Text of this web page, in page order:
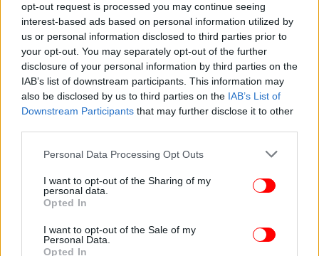
opt-out request is processed you may continue seeing
interest-based ads based on personal information utilized by
us or personal information disclosed to third parties prior to
your opt-out. You may separately opt-out of the further
disclosure of your personal information by third parties on the
IAB’s list of downstream participants. This information may
also be disclosed by us to third parties on the IAB’s List of
Downstream Participants that may further disclose it to other
Please note that this website/app uses one or more Google
not limited to your visit or usage behaviour. You may click to
grant or deny consent to Google and its third-party tags to
use your data for below specified purposes in below Google
consent section.
Personal Data Processing Opt Outs
I want to opt-out of the Sharing of my
personal data.
Opted In
I want to opt-out of the Sale of my
Personal Data.
Opted In
ΕΛΛΑΔΑ 14/07/2026 14:56
Συγκλονίζει η σύζυγος του Σέρβου επιβάτη της
Ryanair που βγήκε μισός έξω από το αεροπλάνο
στα 20.000 πόδια -Σκηνικό πανικού